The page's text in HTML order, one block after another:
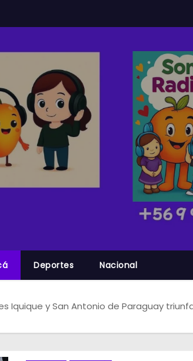
Deportes Nacional
Iquique y San Antonio de Paraguay